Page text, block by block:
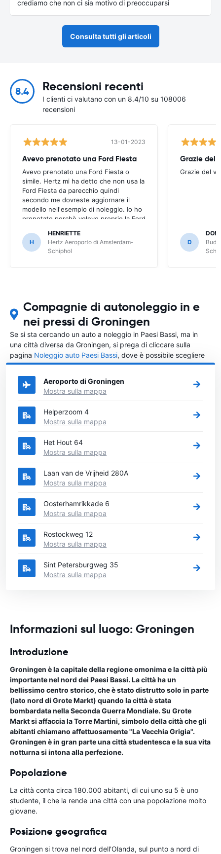
crediamo che non ci sia motivo di preoccuparsi
Consulta tutti gli articoli
8.4 Recensioni recenti
I clienti ci valutano con un 8.4/10 su 108006
recensioni
13-01-2023
Avevo prenotato una Ford Fiesta
Avevo prenotato una Ford Fiesta o
simile. Hertz mi ha detto che non usa la
Ford Fiesta da parecchio quindi
secondo me dovreste aggiornare il
modello nell'esempio di noleggio. Io ho
prenotato perchè volevo proprio la Ford
che non mi piace ed è più piccola come
bagagliaio. Se l'avessi saputo non l'avrei
H
HENRIETTE
Hertz Aeroporto di Amsterdam-
Schiphol
Grazie del
Grazie del
D
Compagnie di autonoleggio in e
nei pressi di Groningen
Se si sta cercando un auto a noleggio in Paesi Bassi, ma in
una città diversa da Groningen, si prega di cliccare sulla
pagina Noleggio auto Paesi Bassi, dove è possibile scegliere
in quale città in Paesi Bassi si vuole noleggiare l'auto.
Aeroporto di Groningen
Mostra sulla mappa
Helperzoom 4
Mostra sulla mappa
Het Hout 64
Mostra sulla mappa
Laan van de Vrijheid 280A
Mostra sulla mappa
Oosterhamrikkade 6
Mostra sulla mappa
Rostockweg 12
Mostra sulla mappa
Sint Petersburgweg 35
Mostra sulla mappa
Informazioni sul luogo: Groningen
Introduzione
Groningen è la capitale della regione omonima e la città più
importante nel nord dei Paesi Bassi. La città ha un
bellissimo centro storico, che è stato distrutto solo in parte
(lato nord di Grote Markt) quando la città è stata
bombardata nella Seconda Guerra Mondiale. Su Grote
Markt si affaccia la Torre Martini, simbolo della città che gli
abitanti chiamano affettuosamente "La Vecchia Grigia".
Groningen è in gran parte una città studentesca e la sua vita
notturna si intona alla perfezione.
Popolazione
La città conta circa 180.000 abitanti, di cui uno su 5 è uno
studente, il che la rende una città con una popolazione molto
giovane.
Posizione geografica
Groningen si trova nel nord dell'Olanda, sul punto a nord di